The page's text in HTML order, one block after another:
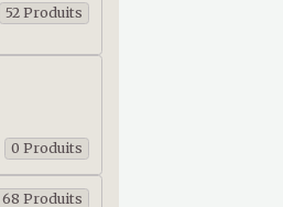
52 Produits
0 Produits
68 Produits